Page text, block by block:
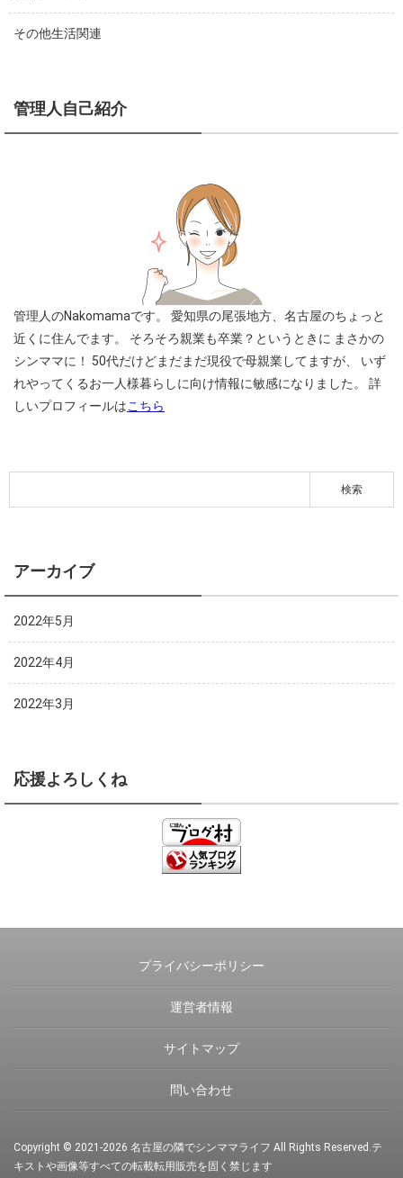
その他生活関連
管理人自己紹介
管理人のNakomamaです。
愛知県の尾張地方、名古屋のちょっと
近くに住んでます。
そろそろ親業も卒業？というときに まさかの
シンママに！
50代だけどまだまだ現役で母親業してますが、
いず
れやってくるお一人様暮らしに向け情報に敏感になりました。
詳
しいプロフィールはこちら
アーカイブ
2022年5月
2022年4月
2022年3月
応援よろしくね
プライバシーポリシー
運営者情報
サイトマップ
問い合わせ
Copyright © 2021-2026 名古屋の隣でシンママライフ All Rights Reserved.テ
キストや画像等すべての転載転用販売を固く禁じます